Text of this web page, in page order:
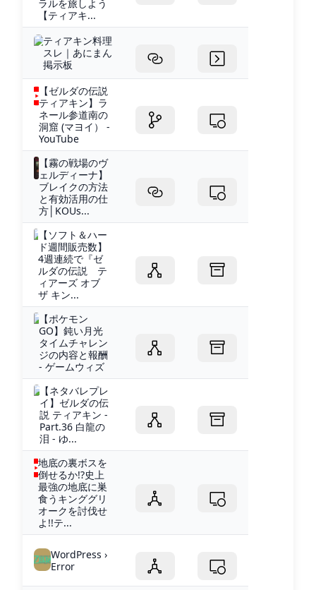
ラルを旅しよう
【ティアキ...
ティアキン料理
スレ｜あにまん
掲示板
【ゼルダの伝説
ティアキン】ラ
ネール参道南の
洞窟 (マヨイ） -
YouTube
【霧の戦場のヴ
ェルディーナ】
ブレイクの方法
と有効活用の仕
方│KOUs...
【ソフト＆ハー
ド週間販売数】
4週連続で『ゼ
ルダの伝説 テ
ィアーズ オブ
ザ キン...
【ポケモン
GO】鈍い月光
タイムチャレン
ジの内容と報酬
- ゲームウィズ
【ネタバレプレ
イ】ゼルダの伝
説 ティアキン -
Part.36 白龍の
泪 - ゆ...
地底の裏ボスを
倒せるか!?史上
最強の地底に巣
食うキンググリ
オークを討伐せ
よ!!テ...
WordPress ›
Error